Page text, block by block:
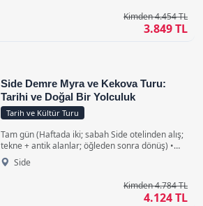
Kimden 4.454 TL
3.849 TL
Side Demre Myra ve Kekova Turu:
Tarihi ve Doğal Bir Yolculuk
Tarih ve Kültür Turu
Tam gün (Haftada iki; sabah Side otelinden alış;
tekne + antik alanlar; öğleden sonra dönüş) •
Konforlu Klimalı Araçlarla
Side
Kimden 4.784 TL
4.124 TL